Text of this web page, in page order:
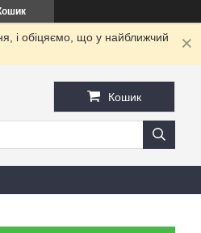
і обіцяємо, що у найближчий
Кошик